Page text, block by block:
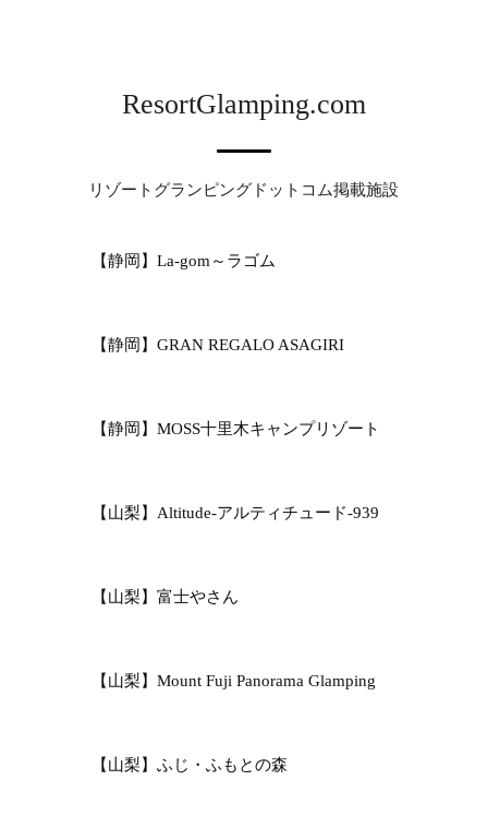
ResortGlamping.com
リゾートグランピングドットコム掲載施設
【静岡】La-gom～ラゴム
【静岡】GRAN REGALO ASAGIRI
【静岡】MOSS十里木キャンプリゾート
【山梨】Altitude-アルティチュード-939
【山梨】富士やさん
【山梨】Mount Fuji Panorama Glamping
【山梨】ふじ・ふもとの森